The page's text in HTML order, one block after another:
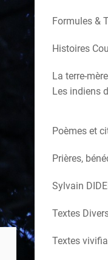
Formules &
Histoires
La terre-mère
Les indiens
Poèmes et
Prières,
Sylvain
Textes
Textes